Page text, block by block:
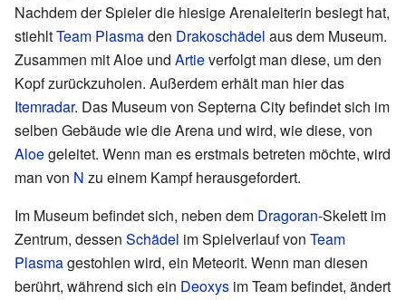
Nachdem der Spieler die hiesige Arenaleiterin besiegt hat,
stiehltTeam Plasmaden Drakoschädel aus dem Museum.
Zusammen mit Aloe und Artieverfolgt man diese, um den
Kopf zurückzuholen. Außerdem erhält man hier das
Itemradar. Das Museum von Septerna City befindet sich im
selben Gebäude wie die Arena und wird, wie diese, von
Aloegeleitet. Wenn man es erstmals betreten möchte, wird
man von N zu einem Kampf herausgefordert.
Im Museum befindet sich, neben dem Dragoran-Skelett im
Zentrum, dessen Schädel im Spielverlauf von Team
Plasmagestohlen wird, ein Meteorit. Wenn man diesen
berührt, während sich ein Deoxys im Team befindet, ändert